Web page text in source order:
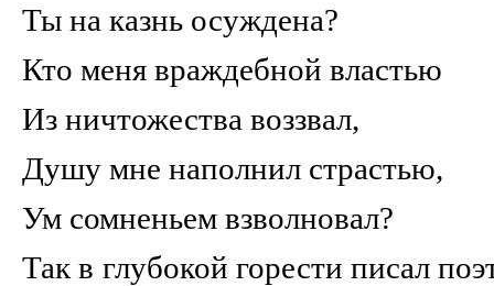
Ты на казнь осуждена?
Кто меня враждебной властью
Из ничтожества воззвал,
Душу мне наполнил страстью,
Ум сомненьем взволновал?
Так в глубокой горести писал